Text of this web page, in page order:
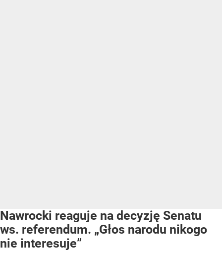
Nawrocki reaguje na decyzję Senatu
ws. referendum. „Głos narodu nikogo
nie interesuje”